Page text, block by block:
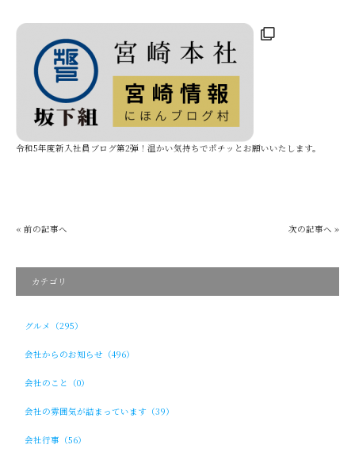
令和5年度新入社員ブログ第2弾！温かい気持ちでポチッとお願いいたします。
« 前の記事へ 次の記事へ »
カテゴリ
グルメ（295）
会社からのお知らせ（496）
会社のこと（0）
会社の雰囲気が詰まっています（39）
会社行事（56）